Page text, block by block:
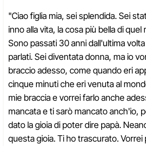
"Ciao figlia mia, sei splendida. Sei
inno alla vita, la cosa più bella di
Sono passati 30 anni dall'ultima
parlati. Sei diventata donna, ma io
braccio adesso, come quando eri
cinque minuti che eri venuta al
mie braccia e vorrei farlo anche
mancata e ti sarò mancato anch'io,
dato la gioia di poter dire papà.
questa gioia. Ti ho trascurato.